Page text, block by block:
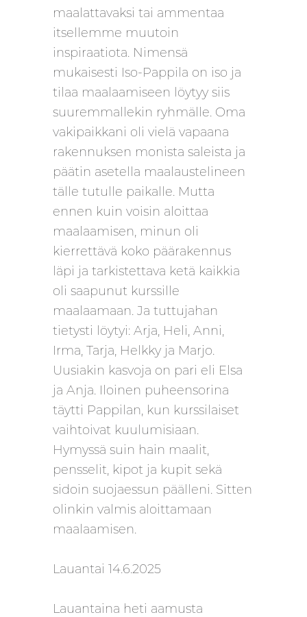
maalattavaksi tai ammentaa
itsellemme muutoin
inspiraatiota. Nimensä
mukaisesti Iso-Pappila on iso ja
tilaa maalaamiseen löytyy siis
suuremmallekin ryhmälle. Oma
vakipaikkani oli vielä vapaana
rakennuksen monista saleista ja
päätin asetella maalaustelineen
tälle tutulle paikalle. Mutta
ennen kuin voisin aloittaa
maalaamisen, minun oli
kierrettävä koko päärakennus
läpi ja tarkistettava ketä kaikkia
oli saapunut kurssille
maalaamaan. Ja tuttujahan
tietysti löytyi: Arja, Heli, Anni,
Irma, Tarja, Helkky ja Marjo.
Uusiakin kasvoja on pari eli Elsa
ja Anja. Iloinen puheensorina
täytti Pappilan, kun kurssilaiset
vaihtoivat kuulumisiaan.
Hymyssä suin hain maalit,
pensselit, kipot ja kupit sekä
sidoin suojaessun päälleni. Sitten
olinkin valmis aloittamaan
maalaamisen.
Lauantai 14.6.2025
Lauantaina heti aamusta